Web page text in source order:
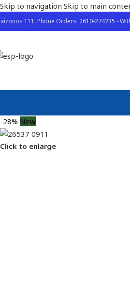
Skip to navigation Skip to main
111, Phone Orders: 2610-274235 -
-28% New
Click to enlarge